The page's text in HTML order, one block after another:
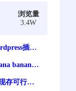
浏览量
3.4W
插件
banana
存可行方